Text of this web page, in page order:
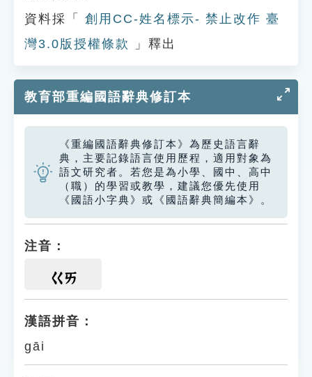
資料採「
創用CC-姓名標示- 禁止改作 臺
灣3.0版授權條款
」釋出
教育部重編國語辭典修訂本
《重編國語辭典修訂本》為歷史語言辭
典，主要記錄語言使用歷程，適用對象為
語文研究者。若您是為小學、國中、高中
（職）的學習或教學，建議您優先使用
《國語小字典》或《國語辭典簡編本》。
注音：
ㄍㄞ
漢語拼音：
gāi